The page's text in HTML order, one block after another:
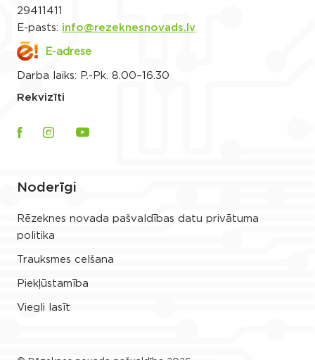
29411411
E-pasts: info@rezeknesnovads.lv
E-adrese
Darba laiks: P.-Pk. 8.00–16.30
Rekvizīti
Noderīgi
Rēzeknes novada pašvaldības datu privātuma
politika
Trauksmes celšana
Piekļūstamība
Viegli lasīt